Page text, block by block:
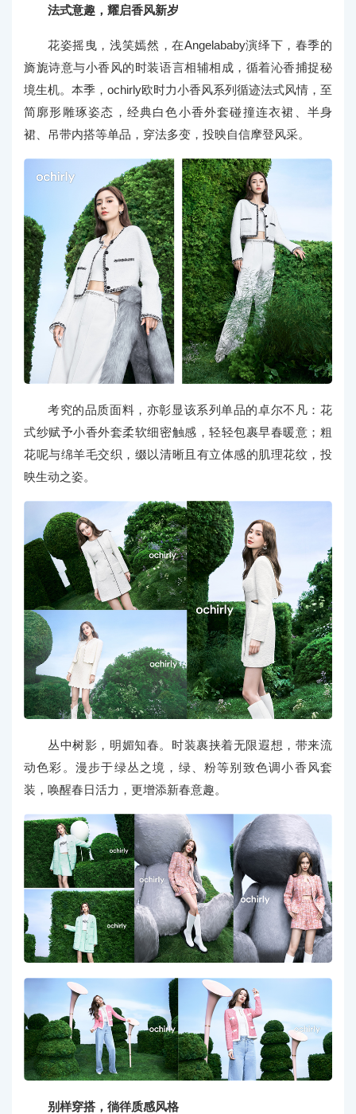
法式意趣，耀启香风新岁
花姿摇曳，浅笑嫣然，在Angelababy演绎下，春季的
旖旎诗意与小香风的时装语言相辅相成，循着沁香捕捉秘
境生机。本季，ochirly欧时力小香风系列循迹法式风情，至
简廓形雕琢姿态，经典白色小香外套碰撞连衣裙、半身
裙、吊带内搭等单品，穿法多变，投映自信摩登风采。
考究的品质面料，亦彰显该系列单品的卓尔不凡：花
式纱赋予小香外套柔软细密触感，轻轻包裹早春暖意；粗
花呢与绵羊毛交织，缀以清晰且有立体感的肌理花纹，投
映生动之姿。
丛中树影，明媚知春。时装裹挟着无限遐想，带来流
动色彩。漫步于绿丛之境，绿、粉等别致色调小香风套
装，唤醒春日活力，更增添新春意趣。
别样穿搭，徜徉质感风格